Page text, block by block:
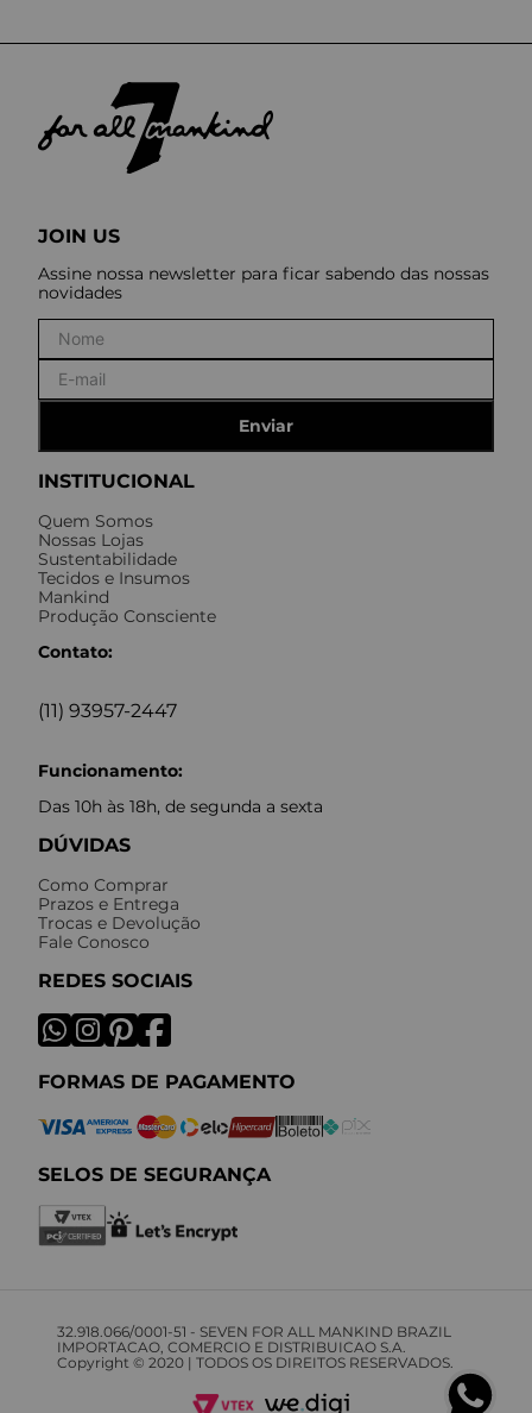
INSTITUCIONAL
Quem Somos
Nossas Lojas
Sustentabilidade
Tecidos e Insumos
Mankind
Produção Consciente
Contato:
(11) 93957-2447
Funcionamento:
Das 10h às 18h, de segunda a sexta
DÚVIDAS
Como Comprar
Prazos e Entrega
Trocas e Devolução
Fale Conosco
REDES SOCIAIS
FORMAS DE PAGAMENTO
SELOS DE SEGURANÇA
JOIN US
Assine nossa newsletter para ficar sabendo das nossas
novidades
Enviar
32.918.066/0001-51 - SEVEN FOR ALL MANKIND BRAZIL
IMPORTACAO, COMERCIO E DISTRIBUICAO S.A.
Copyright © 2020 | TODOS OS DIREITOS RESERVADOS.